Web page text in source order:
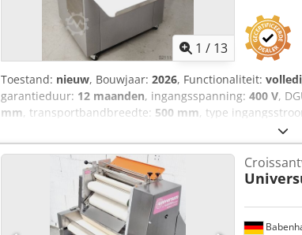
1 / 13
Toestand: nieuw, Bouwjaar: 2026, Functionaliteit:
garantieduur: 12 maanden, ingangsspanning: 400 V,
mm, transportbandbreedte: 500 mm, type
,
zoals Kornspitz, pretzel en zoute staven, enz.
persoon Voor alle degen geschikt om te rollen
techniek voor constante kwaliteit Alleen bij ons: DGUV
Chedpfx Ajy Ebiqof Dja Afmetingen: 740 x 840 x 1160
garantie + onderdelenservice Bezoek onze grote